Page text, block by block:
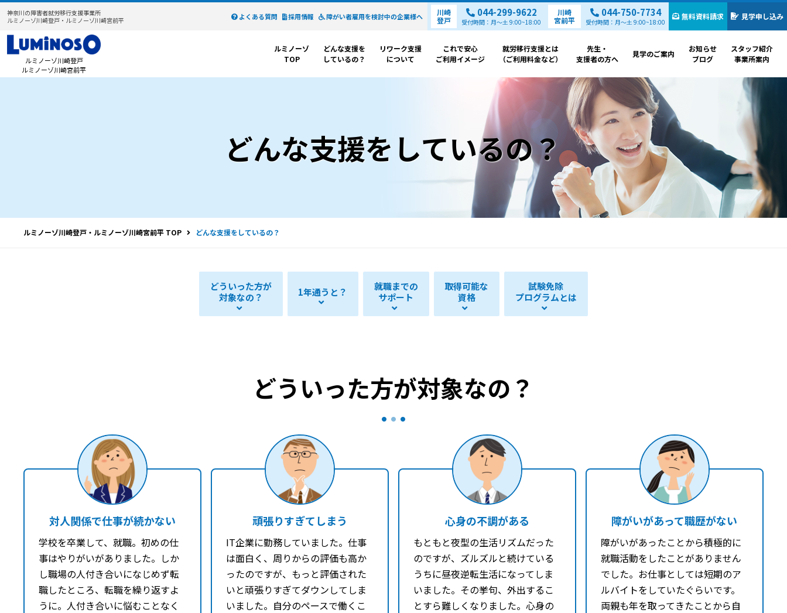
神奈川の障害者就労移行支援事業所
ルミノーゾ川崎登戸・ルミノーゾ川崎宮前平
よくある質問 採用情報 障がい者雇用を検討中の企業様へ
川崎
登戸
044-299-9622
受付時間：月～土 9:00~18:00
川崎
宮前平
044-750-7734
受付時間：月～土 9:00~18:00
無料資料請求 見学申し込み
ルミノーゾ川崎登戸
ルミノーゾ川崎宮前平
ルミノーゾ
TOP
どんな支援を
しているの？
リワーク支援
について
これで安心
ご利用イメージ
就労移行支援とは
（ご利用料金など）
先生・
支援者の方へ
見学のご案内
お知らせ
ブログ
スタッフ紹介
事業所案内
どんな支援をしているの？
ルミノーゾ川崎登戸・ルミノーゾ川崎宮前平 TOP どんな支援をしているの？
どういった方が
対象なの？
1年通うと？
就職までの
サポート
取得可能な
資格
試験免除
プログラムとは
どういった方が対象なの？
対人関係で仕事が続かない
学校を卒業して、就職。初めの仕
事はやりがいがありました。しか
し職場の人付き合いになじめず転
職したところ、転職を繰り返すよ
うに。人付き合いに悩むことなく
頑張りすぎてしまう
IT企業に勤務していました。仕事
は面白く、周りからの評価も高か
ったのですが、もっと評価された
いと頑張りすぎてダウンしてしま
いました。自分のペースで働くこ
心身の不調がある
もともと夜型の生活リズムだった
のですが、ズルズルと続けている
うちに昼夜逆転生活になってしま
いました。その挙句、外出するこ
とすら難しくなりました。心身の
障がいがあって職歴がない
障がいがあったことから積極的に
就職活動をしたことがありません
でした。お仕事としては短期のア
ルバイトをしていたぐらいです。
両親も年を取ってきたことから自